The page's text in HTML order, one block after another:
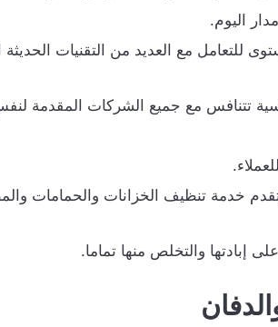
اليوم.
مع العديد من التقنيات الحديثة
تتنافس مع جميع الشركات المقدمة
خدمة تنظيف الخزانات والحمامات
إبادتها والتخلص منها تماما.